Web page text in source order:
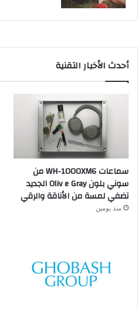
أحدث الأخبار التقنية
سماعات WH-1000XM6 من
سوني بلون Oliv e Gray الجديد
تضفي لمسة من الأناقة والرقي
منذ يومين